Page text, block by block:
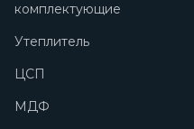
комплектующие
Утеплитель
ЦСП
МДФ